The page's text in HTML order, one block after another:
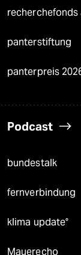
recherchefonds
panterstiftung
panterpreis
Podcast
bundestalk
fernverbindung
klima update°
Mauerecho